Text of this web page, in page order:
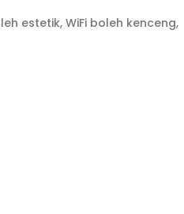
estetik, WiFi boleh kenceng,